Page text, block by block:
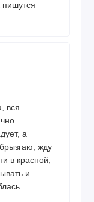
вся
а
жду
в красной,
и